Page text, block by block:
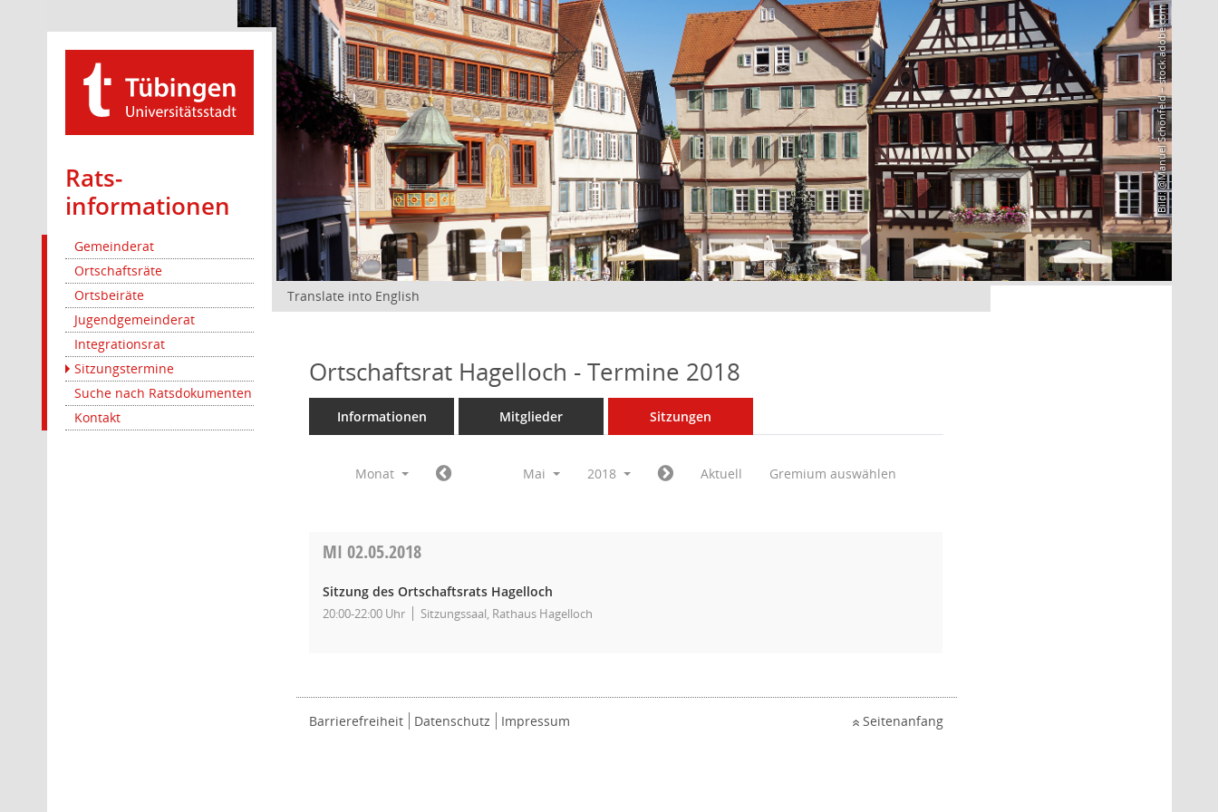
Rats­
informationen
Gemeinderat
Ortschaftsräte
Ortsbeiräte
Jugendgemeinderat
Integrationsrat
Sitzungstermine
Suche nach Ratsdokumenten
Kontakt
Bild: @Manuel Schönfeld – stock.adobe.com
Translate into English
Ortschaftsrat Hagelloch - Termine 2018
Informationen Mitglieder Sitzungen
Monat Mai 2018 Aktuell Gremium auswählen
MI02.05.2018
Sitzung des Ortschaftsrats Hagelloch
20:00-22:00 Uhr Sitzungssaal, Rathaus Hagelloch
Barrierefreiheit Datenschutz Impressum Seitenanfang